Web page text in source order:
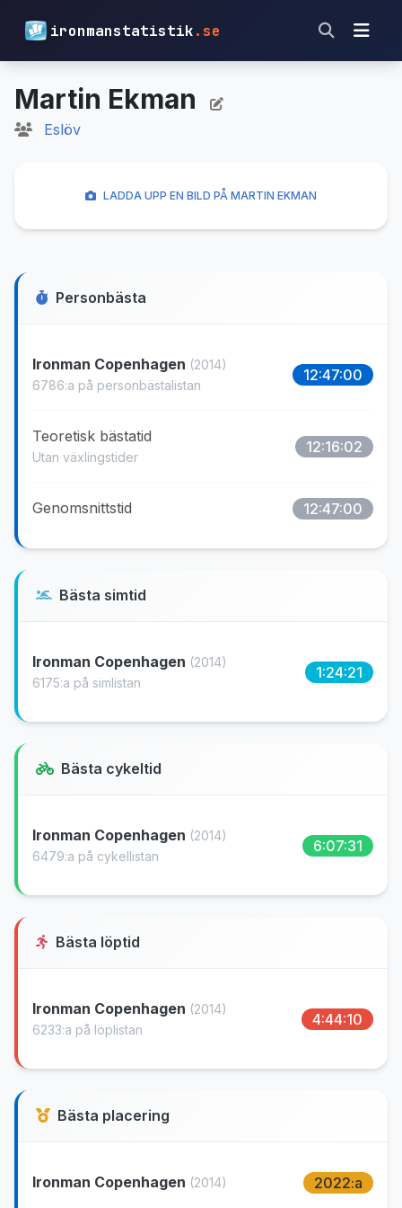
ironmanstatistik.se
Martin Ekman
Eslöv
Personbästa
Ironman Copenhagen (2014)
6786:a på personbästalistan
12:47:00
Teoretisk bästatid
Utan växlingstider
12:16:02
Genomsnittstid 12:47:00
Bästa simtid
Ironman Copenhagen (2014)
6175:a på simlistan
1:24:21
Bästa cykeltid
Ironman Copenhagen (2014)
6479:a på cykellistan
6:07:31
Bästa löptid
Ironman Copenhagen (2014)
6233:a på löplistan
4:44:10
Bästa placering
Ironman Copenhagen (2014) 2022:a
LADDA UPP EN BILD PÅ MARTIN EKMAN